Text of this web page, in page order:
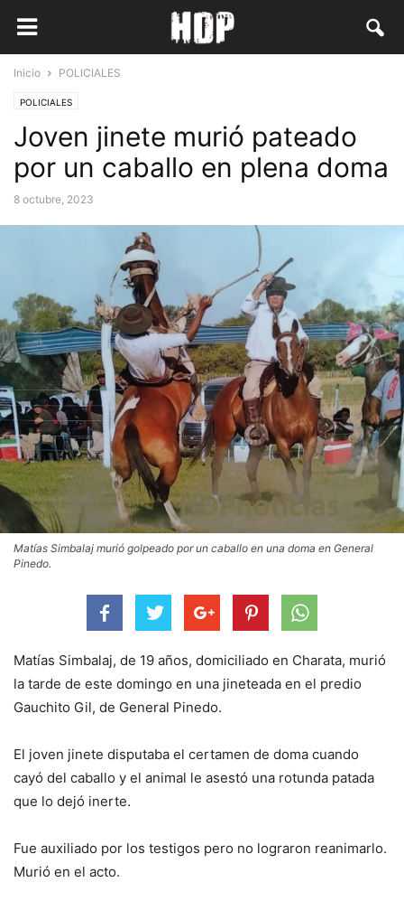
Inicio POLICIALES
POLICIALES
Joven jinete murió pateado
por un caballo en plena doma
8 octubre, 2023
Matías Simbalaj murió golpeado por un caballo en una doma en General
Pinedo.
Matías Simbalaj, de 19 años, domiciliado en Charata, murió
la tarde de este domingo en una jineteada en el predio
Gauchito Gil, de General Pinedo.
El joven jinete disputaba el certamen de doma cuando
cayó del caballo y el animal le asestó una rotunda patada
que lo dejó inerte.
Fue auxiliado por los testigos pero no lograron reanimarlo.
Murió en el acto.